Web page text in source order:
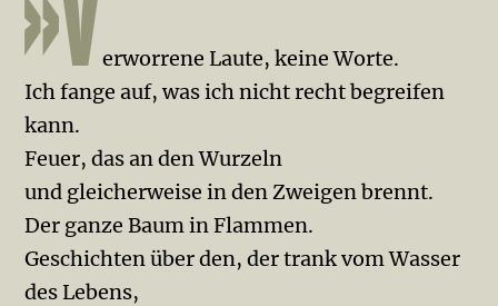
erworrene Laute, keine Worte.
Ich fange auf, was ich nicht recht begreifen
kann.
Feuer, das an den Wurzeln
und gleicherweise in den Zweigen brennt.
Der ganze Baum in Flammen.
Geschichten über den, der trank vom Wasser
des Lebens,